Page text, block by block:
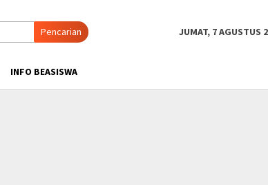
Pencarian JUMAT, 7 AGUSTUS
INFO BEASISWA